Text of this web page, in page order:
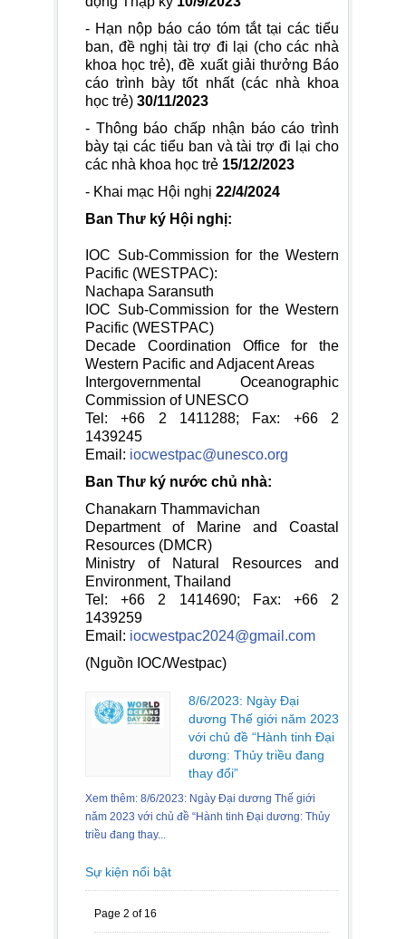
- Hạn nộp báo cáo tóm tắt tại các tiểu
ban, đề nghị tài trợ đi lại (cho các nhà
khoa học trẻ), đề xuất giải thưởng Báo
cáo trình bày tốt nhất (các nhà khoa
học trẻ) 30/11/2023
- Thông báo chấp nhận báo cáo trình
bày tại các tiểu ban và tài trợ đi lại cho
các nhà khoa học trẻ 15/12/2023
- Khai mạc Hội nghị 22/4/2024
Ban Thư ký Hội nghị:
IOC Sub-Commission for the Western
Pacific (WESTPAC):
Nachapa Saransuth
IOC Sub-Commission for the Western
Pacific (WESTPAC)
Decade Coordination Office for the
Western Pacific and Adjacent Areas
Intergovernmental Oceanographic
Commission of UNESCO
Tel: +66 2 1411288; Fax: +66 2
1439245
Email: iocwestpac@unesco.org
Ban Thư ký nước chủ nhà:
Chanakarn Thammavichan
Department of Marine and Coastal
Resources (DMCR)
Ministry of Natural Resources and
Environment, Thailand
Tel: +66 2 1414690; Fax: +66 2
1439259
Email: iocwestpac2024@gmail.com
(Nguồn IOC/Westpac)
8/6/2023: Ngày Đại
dương Thế giới năm 2023
với chủ đề “Hành tinh Đại
dương: Thủy triều đang
thay đổi”
Xem thêm: 8/6/2023: Ngày Đại dương Thế giới
năm 2023 với chủ đề “Hành tinh Đại dương: Thủy
triều đang thay...
Sự kiện nổi bật
Page 2 of 16